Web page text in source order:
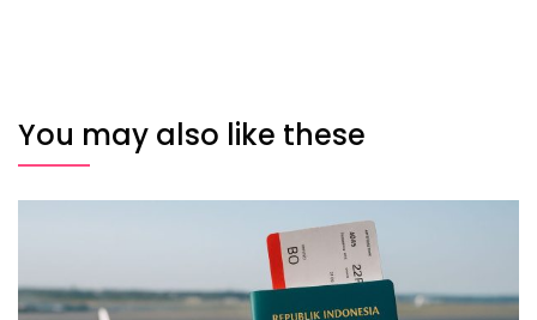
You may also like these